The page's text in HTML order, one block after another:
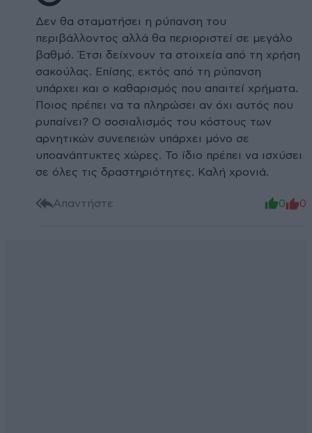
Δεν θα σταματήσει η ρύπανση του
περιβάλλοντος αλλά θα περιοριστεί σε μεγάλο
βαθμό. Έτσι δείχνουν τα στοιχεία από τη χρήση
σακούλας. Επίσης, εκτός από τη ρύπανση
υπάρχει και ο καθαρισμός που απαιτεί χρήματα.
Ποιος πρέπει να τα πληρώσει αν όχι αυτός που
ρυπαίνει? Ο σοσιαλισμός του κόστους των
αρνητικών συνεπειών υπάρχει μόνο σε
υποανάπτυκτες χώρες. Το ίδιο πρέπει να ισχύσει
σε όλες τις δραστηριότητες. Καλή χρονιά.
Απαντήστε 0 0